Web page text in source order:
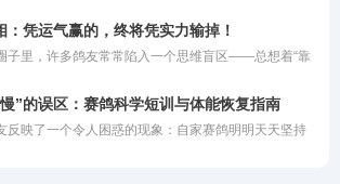
鸽，但是为什么现在没人提了呢？这背后折射出的，
残酷的商业运作规律。
：凭运气赢的，终将凭实力输掉！
子里，许多鸽友常常陷入一个思维盲区——总想着“靠
因为自身实力不足而亏出去。简而言之，即便你的鸽
成绩，但如果你自身的养鸽水平和综合实力不够，很
赛中赔回去。一味依赖运气去打比赛，注定无法在这
”的误区：赛鸽科学短训与体能恢复指南
反映了一个令人困惑的现象：自家赛鸽明明天天坚持